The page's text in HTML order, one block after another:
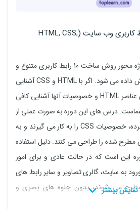
طراحی های خلاقانه رابط کاربری وب سایت (HTML, CSS,
در این دوره به صورت پروژه محور روش ساخت 10 رابط کاربری متنوع و
جذاب وب سایت ها آموزش داده می شود. اگر با HTML و CSS آشنایی
دارید، اما درباره کاربردهای عناصر HTML و خصوصیات آنها آشنایی کافی
درس های این دوره به صورت عملی از
تگ های HTML استفاده کرده، خصوصیات CSS را به کار می گیرند و به
مطرح شده را طراحی می کنند. دلیل استفاده
این است که در حالت عادی و برای امور
به سایت، گالری تصاویر و سایر رابط های
مطرح می شوند، بدون جلوه های بصری و